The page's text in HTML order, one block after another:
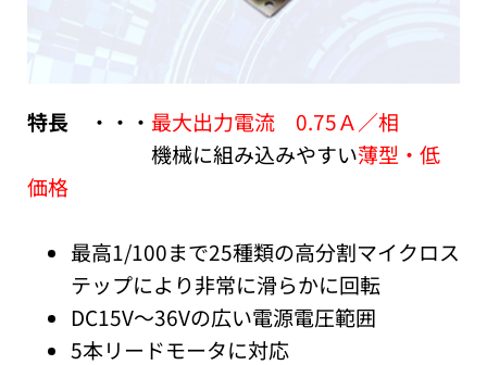
特長 ・・・ 最大出力電流 0.75Ａ／相
機械に組み込みやすい薄型・低
価格
最高1/100まで25種類の高分割マイクロス
テップにより非常に滑らかに回転
DC15V～36Vの広い電源電圧範囲
5本リードモータに対応